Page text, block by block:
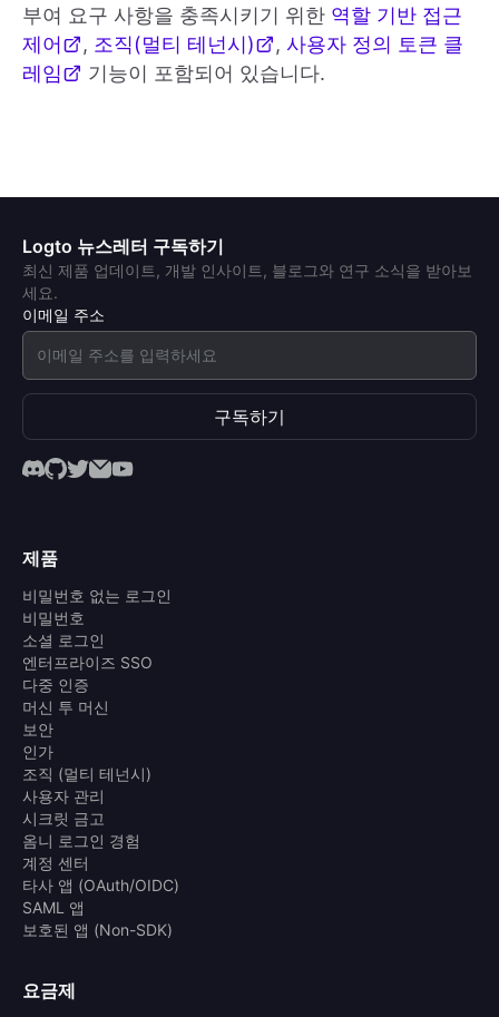
부여 요구 사항을 충족시키기 위한 역할 기반 접근
제어
, 조직(멀티 테넌시) , 사용자 정의 토큰 클
레임
기능이 포함되어 있습니다.
Logto 뉴스레터 구독하기
최신 제품 업데이트, 개발 인사이트, 블로그와 연구 소식을 받아보
세요.
이메일 주소
구독하기
제품
비밀번호 없는 로그인
비밀번호
소셜 로그인
엔터프라이즈 SSO
다중 인증
머신 투 머신
보안
인가
조직 (멀티 테넌시)
사용자 관리
시크릿 금고
옴니 로그인 경험
계정 센터
타사 앱 (OAuth/OIDC)
SAML 앱
보호된 앱 (Non-SDK)
요금제